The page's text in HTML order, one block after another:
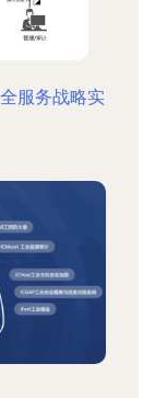
服务战略实